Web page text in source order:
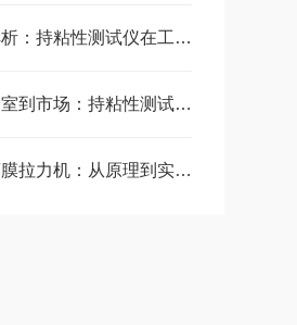
深入解析：持粘性测试仪在工业品质检测中的应用
从实验室到市场：持粘性测试仪的全场景应用
塑料薄膜拉力机：从原理到实践的全面解析